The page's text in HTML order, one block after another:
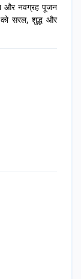
और नवग्रह पूजन
को सरल, शुद्ध और